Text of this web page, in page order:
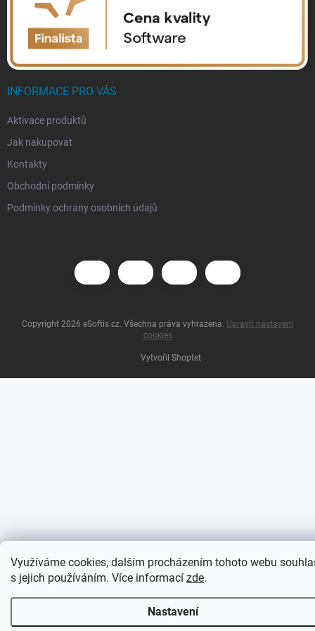
Využíváme cookies, dalším procházením tohoto webu
s jejich používáním. Více informací zde.
Nastavení
INFORMACE PRO VÁS
Aktivace produktů
Jak nakupovat
Kontakty
Obchodní podmínky
Podmínky ochrany osobních údajů
Vytvořil Shoptet
Copyright 2026 eSoftis.cz. Všechna práva vyhrazena. Upravit nastavení
cookies